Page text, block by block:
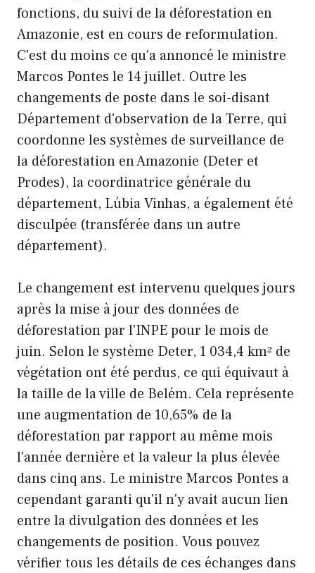
fonctions, du suivi de la déforestation en
Amazonie, est en cours de reformulation.
C'est du moins ce qu'a annoncé le ministre
Marcos Pontes le 14 juillet. Outre les
changements de poste dans le soi-disant
Département d'observation de la Terre, qui
coordonne les systèmes de surveillance de
la déforestation en Amazonie (Deter et
Prodes), la coordinatrice générale du
département, Lúbia Vinhas, a également été
disculpée (transférée dans un autre
département).
Le changement est intervenu quelques jours
après la mise à jour des données de
déforestation par l'INPE pour le mois de
juin. Selon le système Deter, 1 034,4 km² de
végétation ont été perdus, ce qui équivaut à
la taille de la ville de Belém. Cela représente
une augmentation de 10,65% de la
déforestation par rapport au même mois
l'année dernière et la valeur la plus élevée
dans cinq ans. Le ministre Marcos Pontes a
cependant garanti qu'il n'y avait aucun lien
entre la divulgation des données et les
changements de position. Vous pouvez
vérifier tous les détails de ces échanges dans